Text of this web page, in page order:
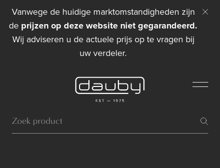
Vanwege de huidige marktomstandigheden zijn
de prijzen op deze website niet gegarandeerd.
Wij adviseren u de actuele prijs op te vragen bij
uw verdeler.